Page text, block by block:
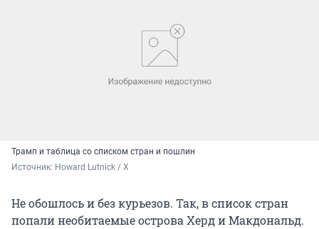
Трамп и таблица со списком стран и пошлин
Источник: Howard Lutnick / X
Не обошлось и без курьезов. Так, в список стран
попали необитаемые острова Херд и Макдональд.